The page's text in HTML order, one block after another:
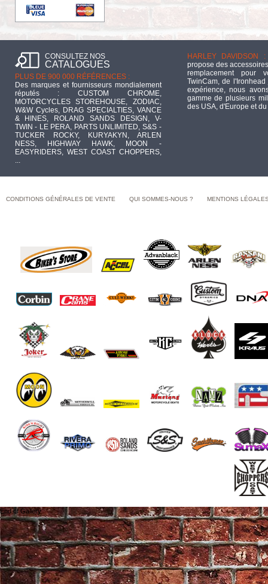
CONSULTEZ NOS
CATALOGUES
PLUS DE 900 000 RÉFÉRENCES :
Des marques et fournisseurs mondialement
réputés : CUSTOM CHROME,
MOTORCYCLES STOREHOUSE, ZODIAC,
W&W Cycles, DRAG SPECIALTIES, VANCE
& HINES, ROLAND SANDS DESIGN, V-
TWIN - LE PERA, PARTS UNLIMITED, S&S -
TUCKER ROCKY, KURYAKYN, ARLEN
NESS, HIGHWAY HAWK, MOON -
EASYRIDERS, WEST COAST CHOPPERS,
...
HARLEY DAVIDSON :
propose des
remplacement pour
TwinCam, de
expérience, nous
gamme de plusieurs
des USA, d'Europe et
CONDITIONS GÉNÉRALES DE VENTE QUI SOMMES-NOUS ? MENTIONS
End of Gallery